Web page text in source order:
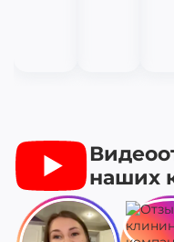
наших